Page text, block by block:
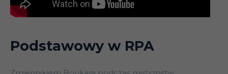
Podstawowy w RPA